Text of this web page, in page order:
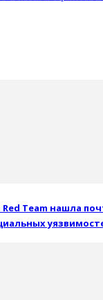
Team нашла